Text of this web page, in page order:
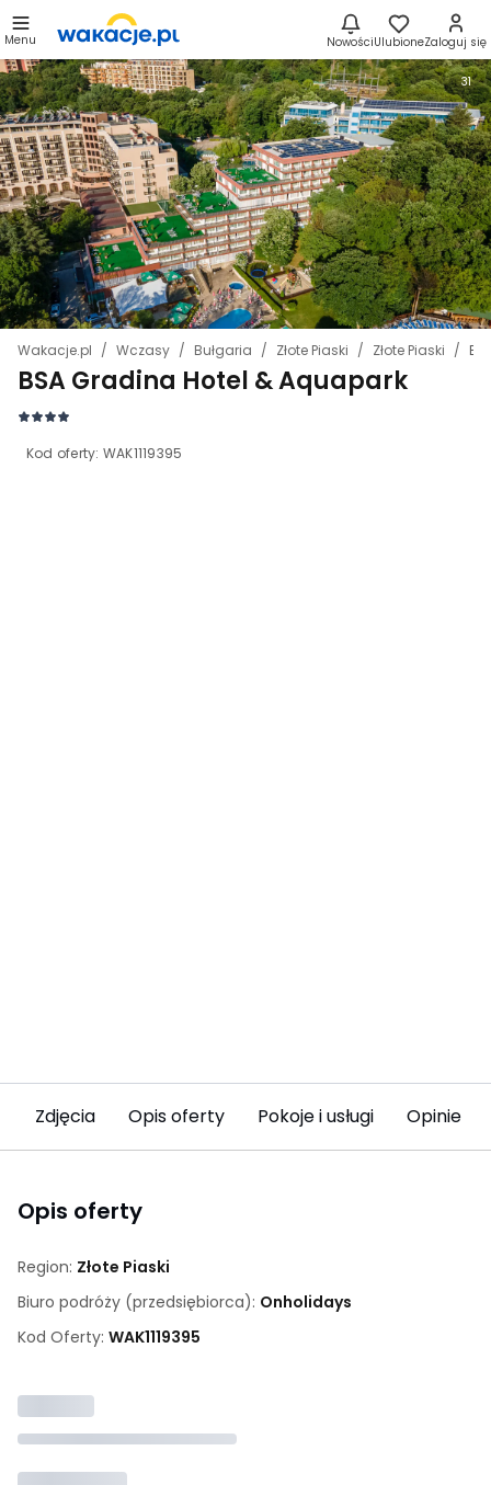
Menu NowościUlubioneZaloguj się
Wakacje.pl Wczasy Bułgaria Złote Piaski Złote Piaski
BSA Gradina Hotel & Aquapark
Kod oferty: WAK1119395
31
Zdjęcia Opis oferty Pokoje i usługi Opinie
Opis oferty
Region: Złote Piaski
Biuro podróży (przedsiębiorca): Onholidays
Kod Oferty: WAK1119395